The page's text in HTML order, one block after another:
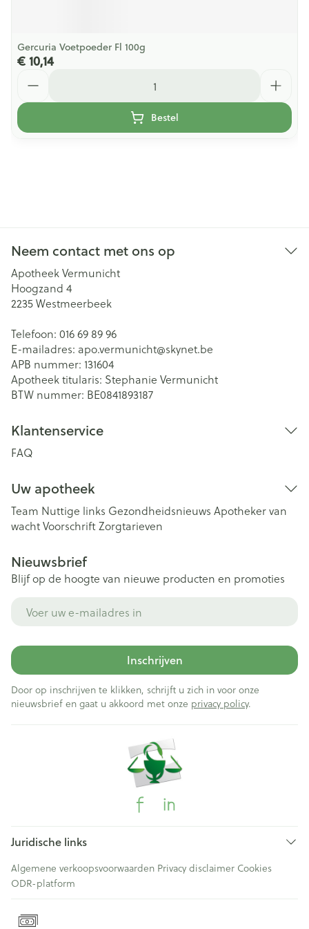
Gercuria Voetpoeder Fl 100g
€ 10,14
Bestel
Neem contact met ons op
Apotheek Vermunicht
Hoogzand 4
2235Westmeerbeek
Telefoon: 016 69 89 96
E-mailadres: apo.vermunicht@skynet.be
APB nummer: 131604
Apotheek titularis: Stephanie Vermunicht
BTW nummer: BE0841893187
Klantenservice
FAQ
Uw apotheek
Team Nuttige links Gezondheidsnieuws Apotheker van
wachtVoorschriftZorgtarieven
Nieuwsbrief
Blijf op de hoogte van nieuwe producten en promoties
Inschrijven
Door op inschrijven te klikken, schrijft u zich in voor onze
nieuwsbrief en gaat u akkoord met onze privacy policy.
Juridische links
Algemene verkoopsvoorwaarden Privacy disclaimer Cookies
ODR-platform